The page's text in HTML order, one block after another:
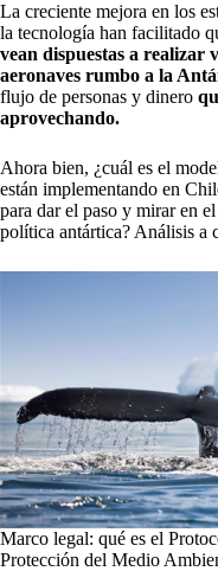
La creciente mejora en los
la tecnología han facilitado
vean dispuestas a realizar
aeronaves rumbo a la
flujo de personas y dinero
aprovechando.
Ahora bien, ¿cuál es el
están implementando en
para dar el paso y mirar en
política antártica? Análisis a
Marco legal: qué es el
Protección del Medio